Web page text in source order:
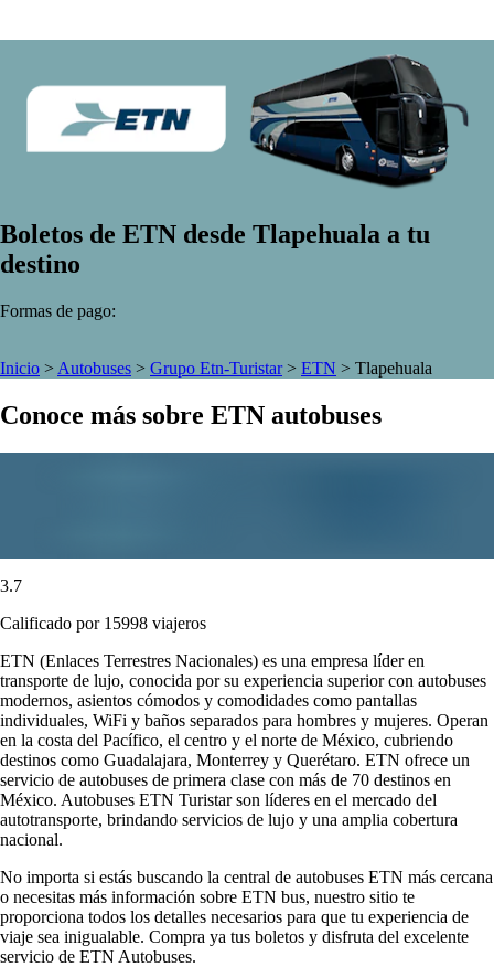
Boletos de ETN desde Tlapehuala a tu
destino
Formas de pago:
Inicio > Autobuses > Grupo Etn-Turistar> ETN > Tlapehuala
Conoce más sobre ETN autobuses
3.7
Calificado por 15998 viajeros
ETN (Enlaces Terrestres Nacionales) es una empresa líder en
transporte de lujo, conocida por su experiencia superior con autobuses
modernos, asientos cómodos y comodidades como pantallas
individuales, WiFi y baños separados para hombres y mujeres. Operan
en la costa del Pacífico, el centro y el norte de México, cubriendo
destinos como Guadalajara, Monterrey y Querétaro. ETN ofrece un
servicio de autobuses de primera clase con más de 70 destinos en
México. Autobuses ETN Turistar son líderes en el mercado del
autotransporte, brindando servicios de lujo y una amplia cobertura
nacional.
No importa si estás buscando la central de autobuses ETN más cercana
o necesitas más información sobre ETN bus, nuestro sitio te
proporciona todos los detalles necesarios para que tu experiencia de
viaje sea inigualable. Compra ya tus boletos y disfruta del excelente
servicio de ETN Autobuses.